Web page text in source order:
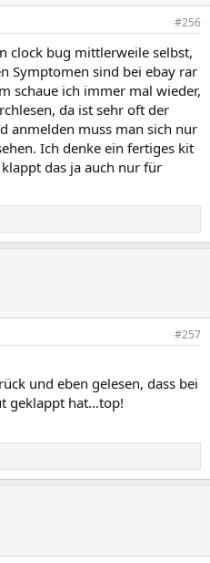
#256
clock bug mittlerweile selbst,
Symptomen sind bei ebay rar
schaue ich immer mal wieder,
da ist sehr oft der
anmelden muss man sich nur
Ich denke ein fertiges kit
das ja auch nur für
#257
und eben gelesen, dass bei
geklappt hat...top!